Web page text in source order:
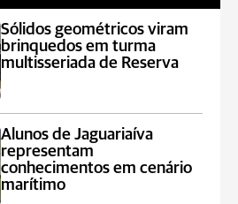
Sólidos geométricos viram
brinquedos em turma
multisseriada de Reserva
Alunos de Jaguariaíva
representam
conhecimentos em cenário
marítimo